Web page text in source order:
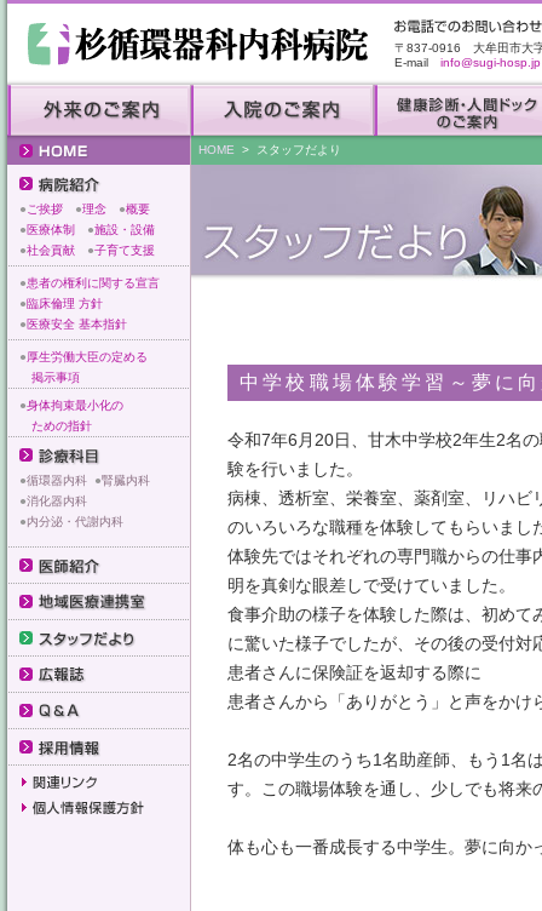
〒837-0916 大牟田市大
E-mail info@sugi-hosp.jp
HOME > スタッフだより
● ご挨拶 ●理念 ●概要
●医療体制 ●施設・設備
●社会貢献 ●子育て支援
●患者の権利に関する宣言
●臨床倫理 方針
●医療安全 基本指針
●厚生労働大臣の定める
掲示事項
●身体拘束最小化の
ための指針
●循環器内科 ●腎臓内科
●消化器内科
●内分泌・代謝内科
中学校職場体験学習～夢に
令和7年6月20日、甘木中学校2年生2名
験を行いました。
病棟、透析室、栄養室、薬剤室、リハビ
のいろいろな職種を体験してもらいまし
体験先ではそれぞれの専門職からの仕事
明を真剣な眼差しで受けていました。
食事介助の様子を体験した際は、初めて
に驚いた様子でしたが、その後の受付対
患者さんに保険証を返却する際に
患者さんから「ありがとう」と声をか
2名の中学生のうち1名助産師、もう1名
す。この職場体験を通し、少しでも将
体も心も一番成長する中学生。夢に向